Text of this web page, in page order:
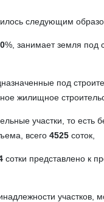
следующим
%, занимает земля под
под
жилищное
участки, то есть
всего4525 соток,
сотки представлено к
участков,